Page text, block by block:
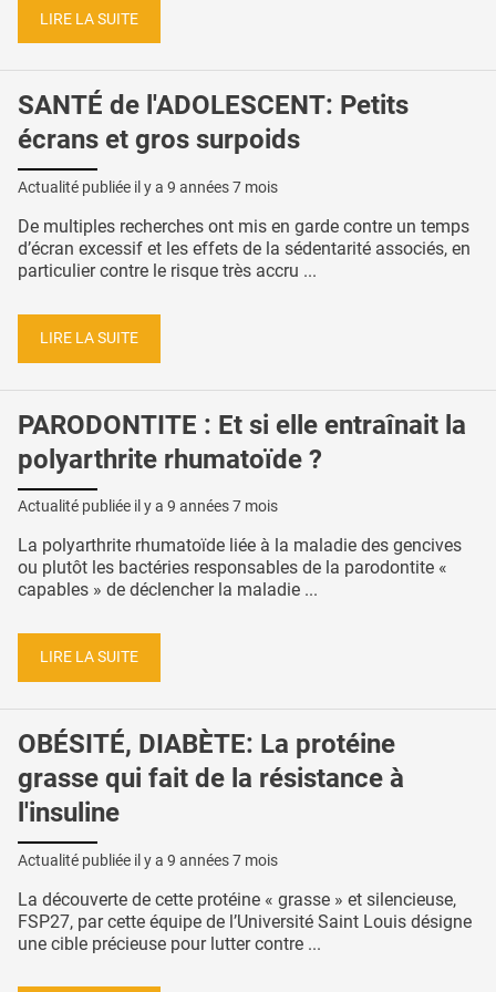
LIRE LA SUITE
SANTÉ de l'ADOLESCENT: Petits
écrans et gros surpoids
Actualité publiée il y a 9 années 7 mois
De multiples recherches ont mis en garde contre un temps
d’écran excessif et les effets de la sédentarité associés, en
particulier contre le risque très accru ...
LIRE LA SUITE
PARODONTITE : Et si elle entraînait la
polyarthrite rhumatoïde ?
Actualité publiée il y a 9 années 7 mois
La polyarthrite rhumatoïde liée à la maladie des gencives
ou plutôt les bactéries responsables de la parodontite «
capables » de déclencher la maladie ...
LIRE LA SUITE
OBÉSITÉ, DIABÈTE: La protéine
grasse qui fait de la résistance à
l'insuline
Actualité publiée il y a 9 années 7 mois
La découverte de cette protéine « grasse » et silencieuse,
FSP27, par cette équipe de l’Université Saint Louis désigne
une cible précieuse pour lutter contre ...